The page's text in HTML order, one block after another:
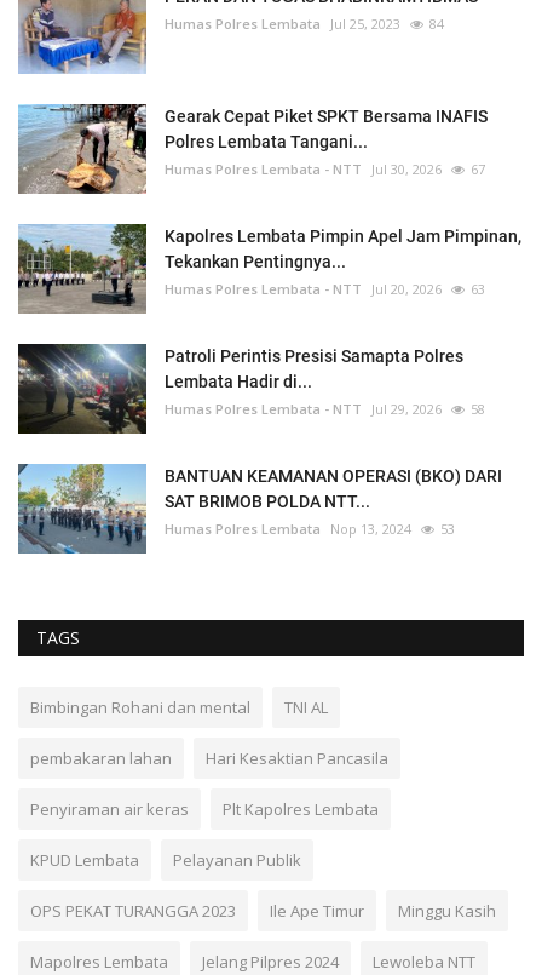
Humas Polres Lembata Jul 25, 2023 84
Gearak Cepat Piket SPKT Bersama INAFIS
Polres Lembata Tangani...
Humas Polres Lembata - NTT Jul 30, 2026 67
Kapolres Lembata Pimpin Apel Jam Pimpinan,
Tekankan Pentingnya...
Humas Polres Lembata - NTT Jul 20, 2026 63
Patroli Perintis Presisi Samapta Polres
Lembata Hadir di...
Humas Polres Lembata - NTT Jul 29, 2026 58
BANTUAN KEAMANAN OPERASI (BKO) DARI
SAT BRIMOB POLDA NTT...
Humas Polres Lembata Nop 13, 2024 53
TAGS
Bimbingan Rohani dan mental TNI AL
pembakaran lahan Hari Kesaktian Pancasila
Penyiraman air keras Plt Kapolres Lembata
KPUD Lembata Pelayanan Publik
OPS PEKAT TURANGGA 2023 Ile Ape Timur Minggu Kasih
Mapolres Lembata Jelang Pilpres 2024 Lewoleba NTT